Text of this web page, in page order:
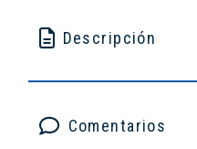
Descripción
Comentarios